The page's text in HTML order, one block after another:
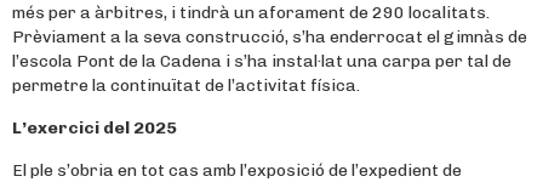
més per a àrbitres, i tindrà un aforament de 290 localitats.
Prèviament a la seva construcció, s’ha enderrocat el gimnàs de
l’escola Pont de la Cadena i s’ha instal·lat una carpa per tal de
permetre la continuïtat de l’activitat física.
L’exercici del 2025
El ple s’obria en tot cas amb l’exposició de l’expedient de